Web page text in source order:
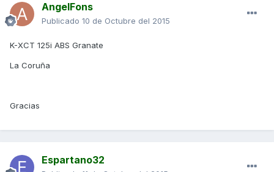
AngelFons
Publicado 10 de Octubre del 2015
K-XCT 125i ABS Granate
La Coruña
Gracias
Espartano32